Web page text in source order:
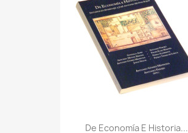
De Economía E Historia...